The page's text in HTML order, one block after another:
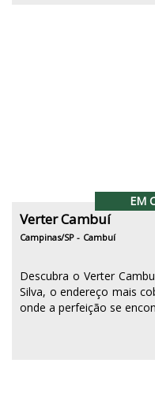
EM
Verter Cambuí
Campinas/SP - Cambuí
Descubra o Verter
Silva, o endereço mais
onde a perfeição se